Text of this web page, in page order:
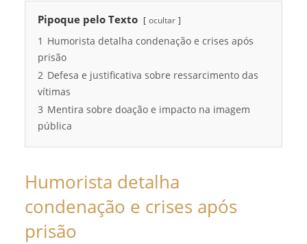
Pipoque pelo Texto ocultar
1 Humorista detalha condenação e crises após
prisão
2 Defesa e justificativa sobre ressarcimento das
vítimas
3 Mentira sobre doação e impacto na imagem
pública
Humorista detalha
condenação e crises após
prisão